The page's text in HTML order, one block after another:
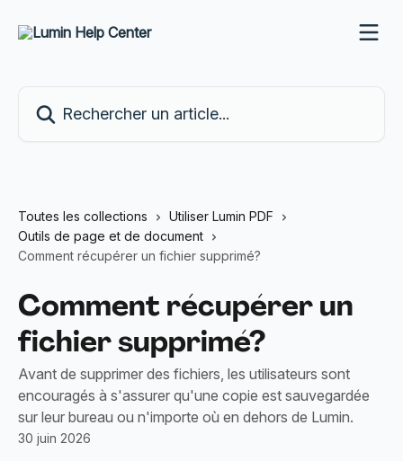
Toutes les collections
Utiliser Lumin PDF
Outils de page et de document
Comment récupérer un fichier supprimé?
Comment récupérer un
fichier supprimé?
Avant de supprimer des fichiers, les utilisateurs sont
encouragés à s'assurer qu'une copie est sauvegardée
sur leur bureau ou n'importe où en dehors de Lumin.
30 juin 2026